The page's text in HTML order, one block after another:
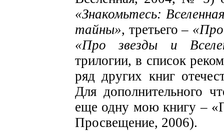
«Знакомьтесь:
тайны», третьего –
«Про звезды и
трилогии, в список
ряд других книг
Для дополнительного
еще одну мою книгу –
Просвещение, 2006).